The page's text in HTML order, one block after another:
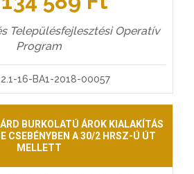
Településfejlesztési Operatív
Program
16-BA1-2018-00057
BURKOLATÚ ÁROK KIALAKÍTÁS
CSEBÉNYBEN A 30/2 HRSZ-Ú ÚT
MELLETT